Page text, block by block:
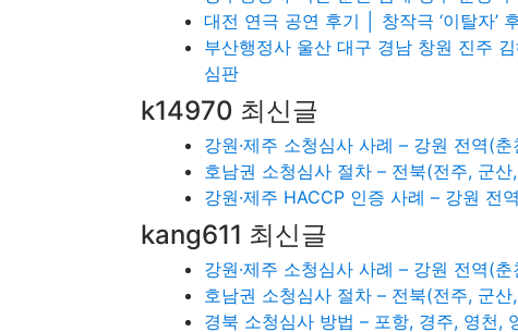
대전 연극 공연 후기 │ 창작극 ‘이탈자’
부산행정사 울산 대구 경남 창원 진주
심판
k14970 최신글
강원·제주 소청심사 사례 – 강원 전역(
호남권 소청심사 절차 – 전북(전주, 군
강원·제주 HACCP 인증 사례 – 강원 전
kang611 최신글
강원·제주 소청심사 사례 – 강원 전역(
호남권 소청심사 절차 – 전북(전주, 군
경북 소청심사 방법 – 포항, 경주, 영천,